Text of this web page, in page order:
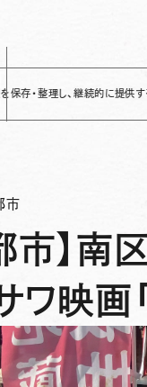
継続的に提供するアーカイブ
市
市】南
ワ映画